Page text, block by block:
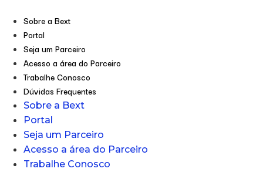
Sobre a Bext
Portal
Seja um Parceiro
Acesso a área do Parceiro
Trabalhe Conosco
Dúvidas Frequentes
Sobre a Bext
Portal
Seja um Parceiro
Acesso a área do Parceiro
Trabalhe Conosco